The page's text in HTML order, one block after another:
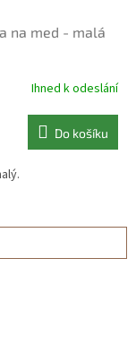
na med - malá
Ihned k odeslání
Do košíku